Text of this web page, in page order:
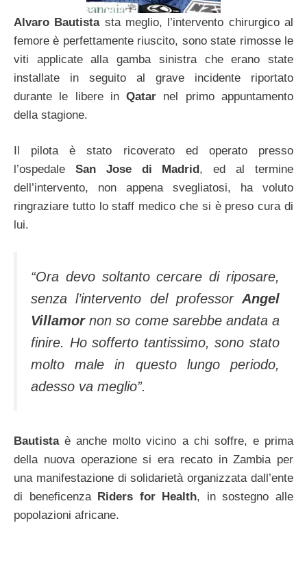
Alvaro Bautistasta meglio, l’intervento chirurgico al
femore è perfettamente riuscito, sono state rimosse le
viti applicate alla gamba sinistra che erano state
installate in seguito al grave incidente riportato
durante le libere inQatar nel primo appuntamento
della stagione.
Il pilota è stato ricoverato ed operato presso
l’ospedale San Jose di Madrid , ed al termine
dell’intervento, non appena svegliatosi, ha voluto
ringraziare tutto lo staff medico che si è preso cura di
lui.
“Ora devo soltanto cercare di riposare,
senza l’intervento del professor Angel
Villamornon so come sarebbe andata a
finire. Ho sofferto tantissimo, sono stato
molto male in questo lungo periodo,
adesso va meglio”.
Bautistaè anche molto vicino a chi soffre, e prima
della nuova operazione si era recato in Zambia per
una manifestazione di solidarietà organizzata dall’ente
di beneficenza Riders for Health, in sostegno alle
popolazioni africane.